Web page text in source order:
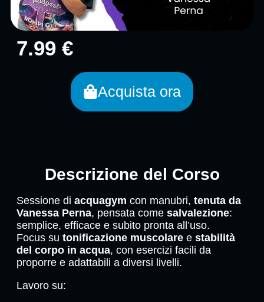
7.99 €
Acquista ora
Descrizione del Corso
Sessione di acquagym con manubri, tenuta da
Vanessa Perna, pensata come salvalezione:
semplice, efficace e subito pronta all’uso.
Focus su tonificazione muscolare e stabilità
del corpo in acqua, con esercizi facili da
proporre e adattabili a diversi livelli.
Lavoro su: